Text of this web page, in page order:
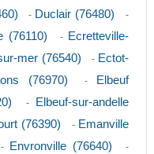
- Duclair (76480) -
(76110) - Ecretteville-
mer (76540) - Ectot-
(76970) -
Elbeuf
-
Elbeuf-sur-andelle
(76390) - Emanville
- Envronville (76640) -